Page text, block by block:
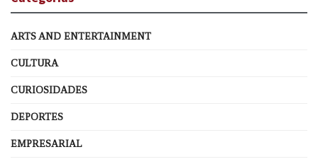
ARTS AND ENTERTAINMENT
CULTURA
CURIOSIDADES
DEPORTES
EMPRESARIAL